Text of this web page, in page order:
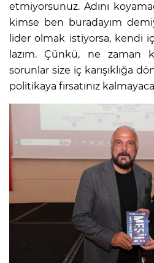
etmiyorsunuz. Adını
kimse ben buradayım
lider olmak istiyorsa, kendi
lazım. Çünkü, ne zaman
sorunlar size iç karışıklığa
politikaya fırsatınız